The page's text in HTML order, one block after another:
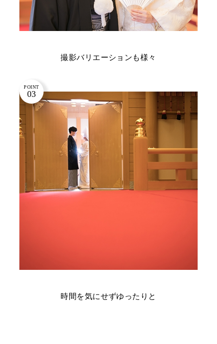
撮影バリエーションも様々
POINT
03
時間を気にせずゆったりと